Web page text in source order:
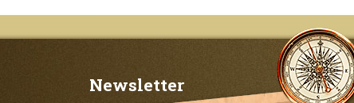
Newsletter